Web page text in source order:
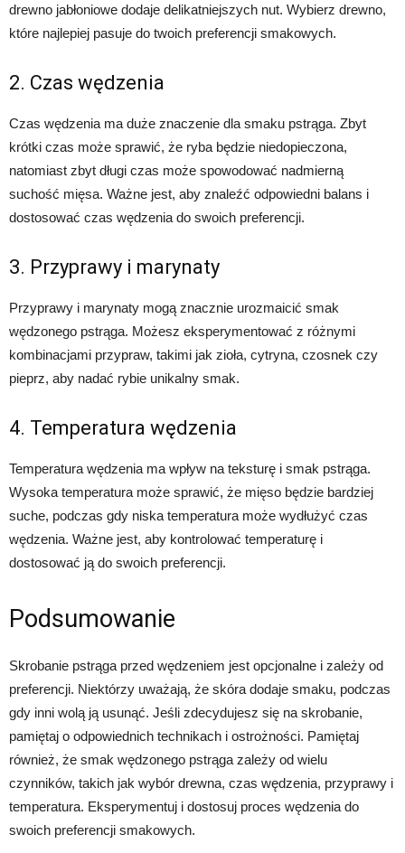
drewno jabłoniowe dodaje delikatniejszych nut. Wybierz drewno,
które najlepiej pasuje do twoich preferencji smakowych.
2. Czas wędzenia
Czas wędzenia ma duże znaczenie dla smaku pstrąga. Zbyt
krótki czas może sprawić, że ryba będzie niedopieczona,
natomiast zbyt długi czas może spowodować nadmierną
suchość mięsa. Ważne jest, aby znaleźć odpowiedni balans i
dostosować czas wędzenia do swoich preferencji.
3. Przyprawy i marynaty
Przyprawy i marynaty mogą znacznie urozmaicić smak
wędzonego pstrąga. Możesz eksperymentować z różnymi
kombinacjami przypraw, takimi jak zioła, cytryna, czosnek czy
pieprz, aby nadać rybie unikalny smak.
4. Temperatura wędzenia
Temperatura wędzenia ma wpływ na teksturę i smak pstrąga.
Wysoka temperatura może sprawić, że mięso będzie bardziej
suche, podczas gdy niska temperatura może wydłużyć czas
wędzenia. Ważne jest, aby kontrolować temperaturę i
dostosować ją do swoich preferencji.
Podsumowanie
Skrobanie pstrąga przed wędzeniem jest opcjonalne i zależy od
preferencji. Niektórzy uważają, że skóra dodaje smaku, podczas
gdy inni wolą ją usunąć. Jeśli zdecydujesz się na skrobanie,
pamiętaj o odpowiednich technikach i ostrożności. Pamiętaj
również, że smak wędzonego pstrąga zależy od wielu
czynników, takich jak wybór drewna, czas wędzenia, przyprawy i
temperatura. Eksperymentuj i dostosuj proces wędzenia do
swoich preferencji smakowych.